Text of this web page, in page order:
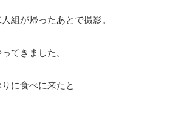
組が帰ったあとで撮影。
てきました。
に食べに来たと